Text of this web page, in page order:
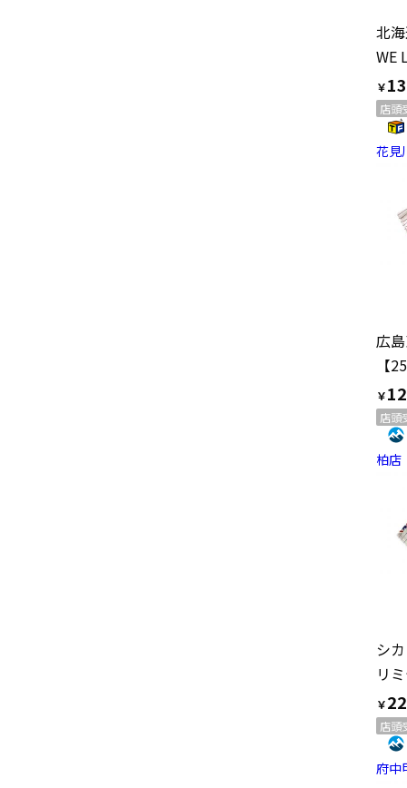
￥
店頭
花見
￥
店頭
柏店
シ
￥
店頭
府中